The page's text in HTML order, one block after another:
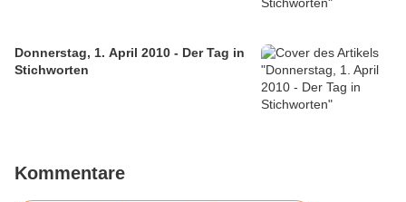
Donnerstag, 1. April 2010 - Der Tag in
Stichworten
Kommentare